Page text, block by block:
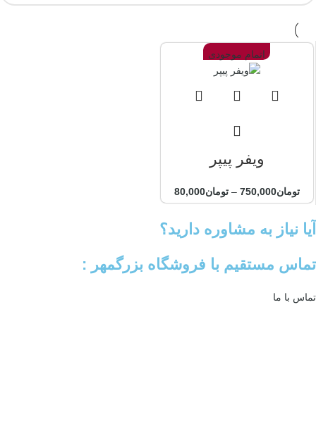
اتمام موجودی
ویفر پیپر
تومان750,000
– تومان80,000
آیا نیاز به مشاوره دارید؟
تماس مستقیم با فروشگاه بزرگمهر :
تماس با ما